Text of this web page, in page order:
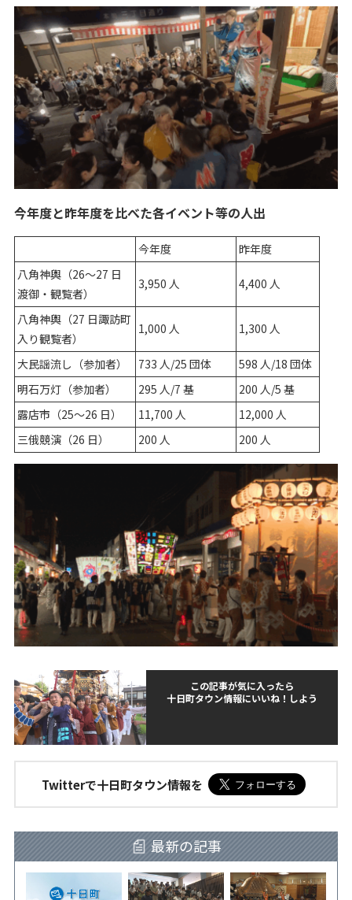
今年度と昨年度を比べた各イベント等の人出
今年度
昨年度
八角神輿（26～27 日
渡御・観覧者）
3,950 人 4,400 人
八角神輿（27 日諏訪町
入り観覧者）
1,000 人 1,300 人
大民謡流し（参加者） 733 人/25 団体
598 人/18 団体
明石万灯（参加者）
295 人/7 基
200 人/5 基
露店市（25～26 日）
11,700 人
12,000 人
三俄競演（26 日）
200 人 200 人
この記事が気に入ったら
十日町タウン情報にいいね！しよう
Twitterで十日町タウン情報を
最新の記事